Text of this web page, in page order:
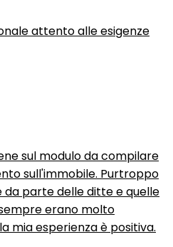
attento alle esigenze
sul modulo da compilare
sull'immobile. Purtroppo
parte delle ditte e quelle
erano molto
mia esperienza è positiva.